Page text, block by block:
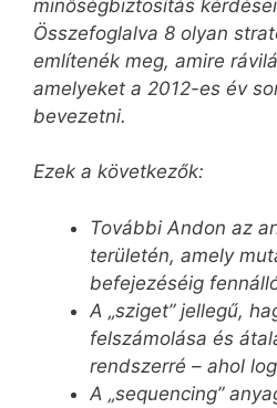
minőségbiztosítás
Összefoglalva 8 olyan
említenék meg, amire
amelyeket a 2012-es év
bevezetni.
Ezek a következők:
További Andon az
területén, amely
befejezéséig
A „sziget” jellegű,
felszámolása és
rendszerré – ahol
A „sequencing”